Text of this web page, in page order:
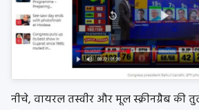
नीचे, वायरल तस्वीर और मूल स्क्रीनग्रैब की